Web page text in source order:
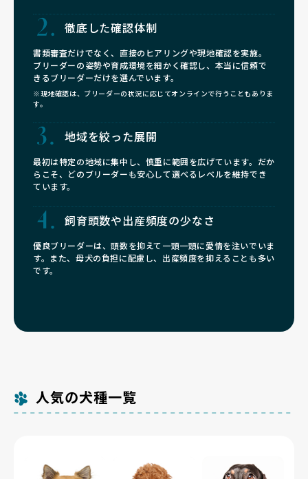
徹底した確認体制
書類審査だけでなく、直接のヒアリングや現地確認を実施。
ブリーダーの姿勢や育成環境を細かく確認し、本当に信頼で
きるブリーダーだけを選んでいます。
※現地確認は、ブリーダーの状況に応じてオンラインで行うこともありま
す。
地域を絞った展開
最初は特定の地域に集中し、慎重に範囲を広げています。だか
らこそ、どのブリーダーも安心して選べるレベルを維持でき
ています。
飼育頭数や出産頻度の少なさ
優良ブリーダーは、頭数を抑えて一頭一頭に愛情を注いでいま
す。また、母犬の負担に配慮し、出産頻度を抑えることも多い
です。
人気の犬種一覧